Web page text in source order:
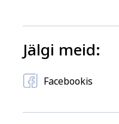
ja
Jälgi meid:
Facebookis